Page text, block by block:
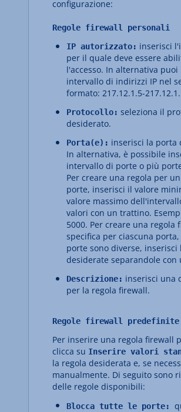
configurazione:
Regole firewall personali
IP autorizzato: inserisci
per il quale deve essere
l'accesso. In alternativa
intervallo di indirizzi IP nel
formato: 217.12.1.5-
Protocollo: seleziona il
desiderato.
Porta(e): inserisci la porta
In alternativa, è possibile
intervallo di porte o più
Per creare una regola per
porte, inserisci il valore
valore massimo
valori con un trattino.
5000. Per creare una regola
specifica per ciascuna
porte sono diverse, inserisci
desiderate separandole con
Descrizione: inserisci una
per la regola firewall.
Regole firewall predefinite
Per inserire una regola firewall
clicca su Inserire valori
la regola desiderata e, se
manualmente. Di seguito sono
delle regole disponibili:
Blocca tutte le porte: